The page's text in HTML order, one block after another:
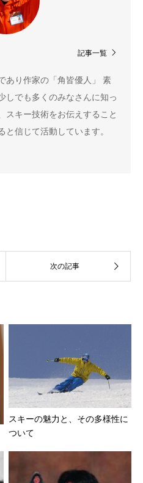
記事一覧
あり作家の「角皆優人」 素
しでも多くのみなさんに知っ
スキー技術をお伝えすること
と信じて活動しています。
スキーの魅力と、その多様性に
ついて